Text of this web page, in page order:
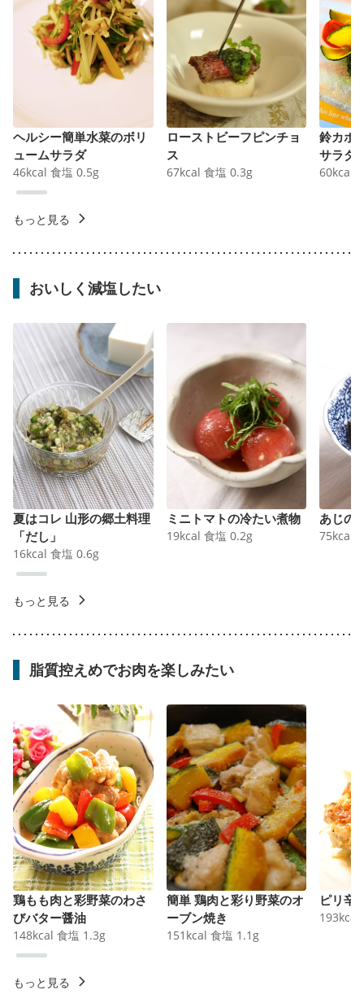
ヘルシー簡単水菜のボリ
ュームサラダ
46kcal 食塩 0.5g
ローストビーフピンチョ
ス
67kcal 食塩 0.3g
鈴カボ
サラダ
60kcal
もっと見る
おいしく減塩したい
夏はコレ 山形の郷土料理
「だし」
16kcal 食塩 0.6g
ミニトマトの冷たい煮物
19kcal 食塩 0.2g
あじの
75kcal
もっと見る
脂質控えめでお肉を楽しみたい
鶏もも肉と彩野菜のわさ
びバター醤油
148kcal 食塩 1.3g
簡単 鶏肉と彩り野菜のオ
ーブン焼き
151 kcal 食塩 1.1 g
ピリ辛
193kcal
もっと見る